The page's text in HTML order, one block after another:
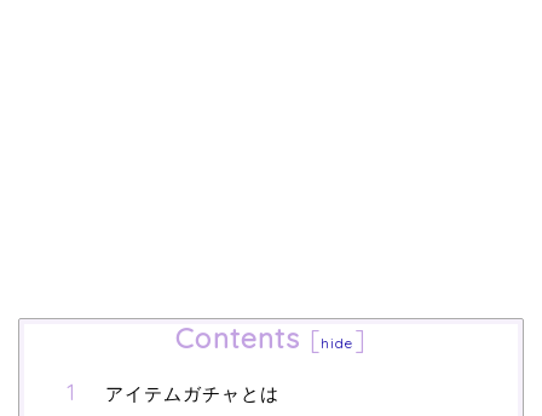
Contents [hide ]
アイテムガチャとは